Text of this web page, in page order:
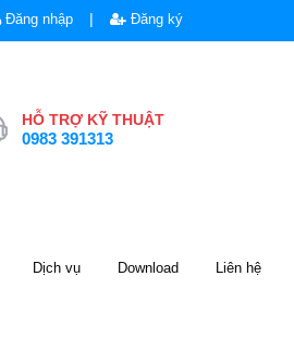
Đăng nhập | Đăng ký
HỖ TRỢ KỸ THUẬT
0983 391313
Dịch vụ Download Liên hệ